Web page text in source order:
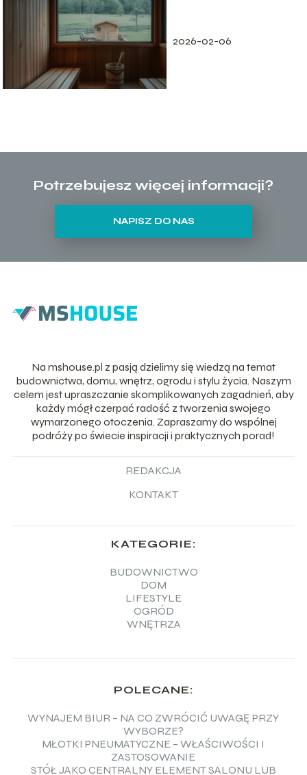
2026-02-06
Potrzebujesz więcej informacji?
NAPISZ DO NAS
Na mshouse.pl z pasją dzielimy się wiedzą na temat
budownictwa, domu, wnętrz, ogrodu i stylu życia. Naszym
celem jest upraszczanie skomplikowanych zagadnień, aby
każdy mógł czerpać radość z tworzenia swojego
wymarzonego otoczenia. Zapraszamy do wspólnej
podróży po świecie inspiracji i praktycznych porad!
REDAKCJA
KONTAKT
KATEGORIE:
BUDOWNICTWO
DOM
LIFESTYLE
OGRÓD
WNĘTRZA
POLECANE:
WYNAJEM BIUR – NA CO ZWRÓCIĆ UWAGĘ PRZY
WYBORZE?
MŁOTKI PNEUMATYCZNE – WŁAŚCIWOŚCI I
ZASTOSOWANIE
STÓŁ JAKO CENTRALNY ELEMENT SALONU LUB